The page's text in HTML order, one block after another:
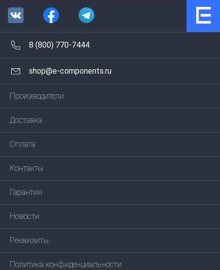
8 (800) 770-7444
shop@e-components.ru
Производители
Доставка
Оплата
Контакты
Гарантия
Новости
Реквизиты
Политика конфиденциальности